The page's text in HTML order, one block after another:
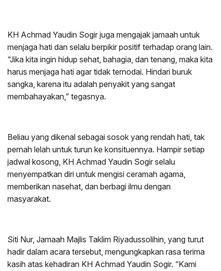
KH Achmad Yaudin Sogir juga mengajak jamaah untuk
menjaga hati dan selalu berpikir positif terhadap orang lain.
“Jika kita ingin hidup sehat, bahagia, dan tenang, maka kita
harus menjaga hati agar tidak ternodai. Hindari buruk
sangka, karena itu adalah penyakit yang sangat
membahayakan,” tegasnya.
Beliau yang dikenal sebagai sosok yang rendah hati, tak
pernah lelah untuk turun ke konsituennya. Hampir setiap
jadwal kosong, KH Achmad Yaudin Sogir selalu
menyempatkan diri untuk mengisi ceramah agama,
memberikan nasehat, dan berbagi ilmu dengan
masyarakat.
Siti Nur, Jamaah Majlis Taklim Riyadussolihin, yang turut
hadir dalam acara tersebut, mengungkapkan rasa terima
kasih atas kehadiran KH Achmad Yaudin Sogir. “Kami